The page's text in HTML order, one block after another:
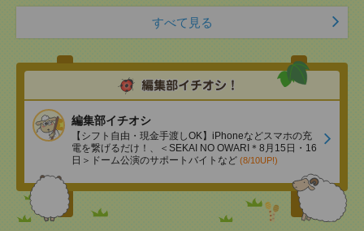
すべて見る
編集部イチオシ
【シフト自由・現金手渡しOK】iPhoneなどスマホの充
電を繋げるだけ！、＜SEKAI NO OWARI＊8月15日・16
日＞ドーム公演のサポートバイトなど (8/10UP!)